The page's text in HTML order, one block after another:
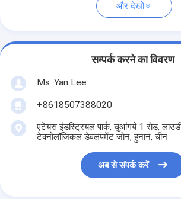
और देखो
सम्पर्क करने का विवरण
Ms. Yan Lee
+8618507388020
एंटेयस इंडस्ट्रियल पार्क, चुआंगये 1 रोड,
टेक्नोलॉजिकल डेवलपमेंट जोन, हुनान, चीन
अब से संपर्क करें